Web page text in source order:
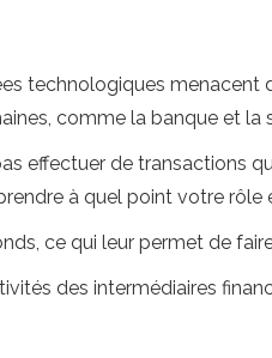
technologiques menacent
comme la banque et la
effectuer de transactions
à quel point votre rôle
ce qui leur permet de
des intermédiaires